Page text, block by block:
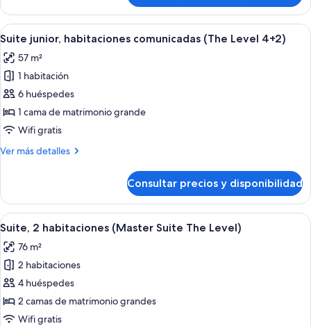
Level,
Suite
junior,
habitaciones
comunicadas
Abrir
todas
las
fotos
de
Suite
junior,
comunicadas
4+2)
Una cama grande con ropa blanca,
4
Suite junior, habitaciones comunicadas (The Level 4+2)
57 m²
1 habitación
6 huéspedes
1 cama de matrimonio grande
Wifi gratis
Ver más detalles
Más
junior,
habitaciones
comunicadas
Level
4+2)
Consultar precios y disponibilidad
Abrir
todas
las
fotos
de
Suite,
2
Habitación de hotel moderna con
8
Suite, 2 habitaciones (Master Suite The Level)
76 m²
2 habitaciones
4 huéspedes
2 camas de matrimonio grandes
Wifi gratis